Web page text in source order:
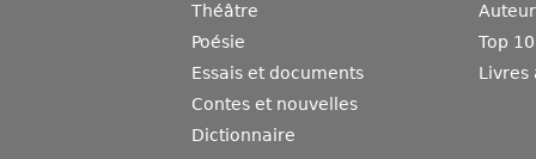
Théâtre
Poésie
Essais et documents
Contes et nouvelles
Dictionnaire
Top
Livres